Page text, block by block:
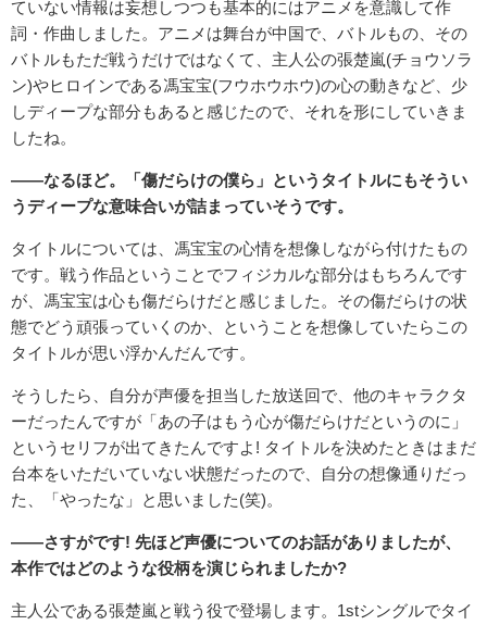
ていない情報は妄想しつつも基本的にはアニメを意識して作
詞・作曲しました。アニメは舞台が中国で、バトルもの、その
バトルもただ戦うだけではなくて、主人公の張楚嵐(チョウソラ
ン)やヒロインである馮宝宝(フウホウホウ)の心の動きなど、少
しディープな部分もあると感じたので、それを形にしていきま
したね。
――なるほど。「傷だらけの僕ら」というタイトルにもそうい
うディープな意味合いが詰まっていそうです。
タイトルについては、馮宝宝の心情を想像しながら付けたもの
です。戦う作品ということでフィジカルな部分はもちろんです
が、馮宝宝は心も傷だらけだと感じました。その傷だらけの状
態でどう頑張っていくのか、ということを想像していたらこの
タイトルが思い浮かんだんです。
そうしたら、自分が声優を担当した放送回で、他のキャラクタ
ーだったんですが「あの子はもう心が傷だらけだというのに」
というセリフが出てきたんですよ! タイトルを決めたときはまだ
台本をいただいていない状態だったので、自分の想像通りだっ
た、「やったな」と思いました(笑)。
――さすがです! 先ほど声優についてのお話がありましたが、
本作ではどのような役柄を演じられましたか?
主人公である張楚嵐と戦う役で登場します。1stシングルでタイ